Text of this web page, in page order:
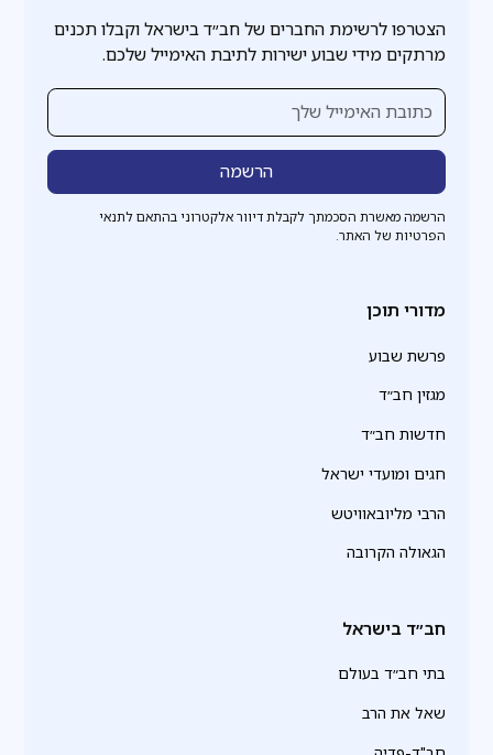
הצטרפו לרשימת החברים של חב״ד בישראל וקבלו תכנים
מרתקים מידי שבוע ישירות לתיבת האימייל שלכם.
הרשמה מאשרת הסכמתך לקבלת דיוור אלקטרוני בהתאם לתנאי
הפרטיות של האתר.
מדורי תוכן
פרשת שבוע
מגזין חב״ד
חדשות חב״ד
חגים ומועדי ישראל
הרבי מליובאוויטש
הגאולה הקרובה
חב״ד בישראל
בתי חב״ד בעולם
שאל את הרב